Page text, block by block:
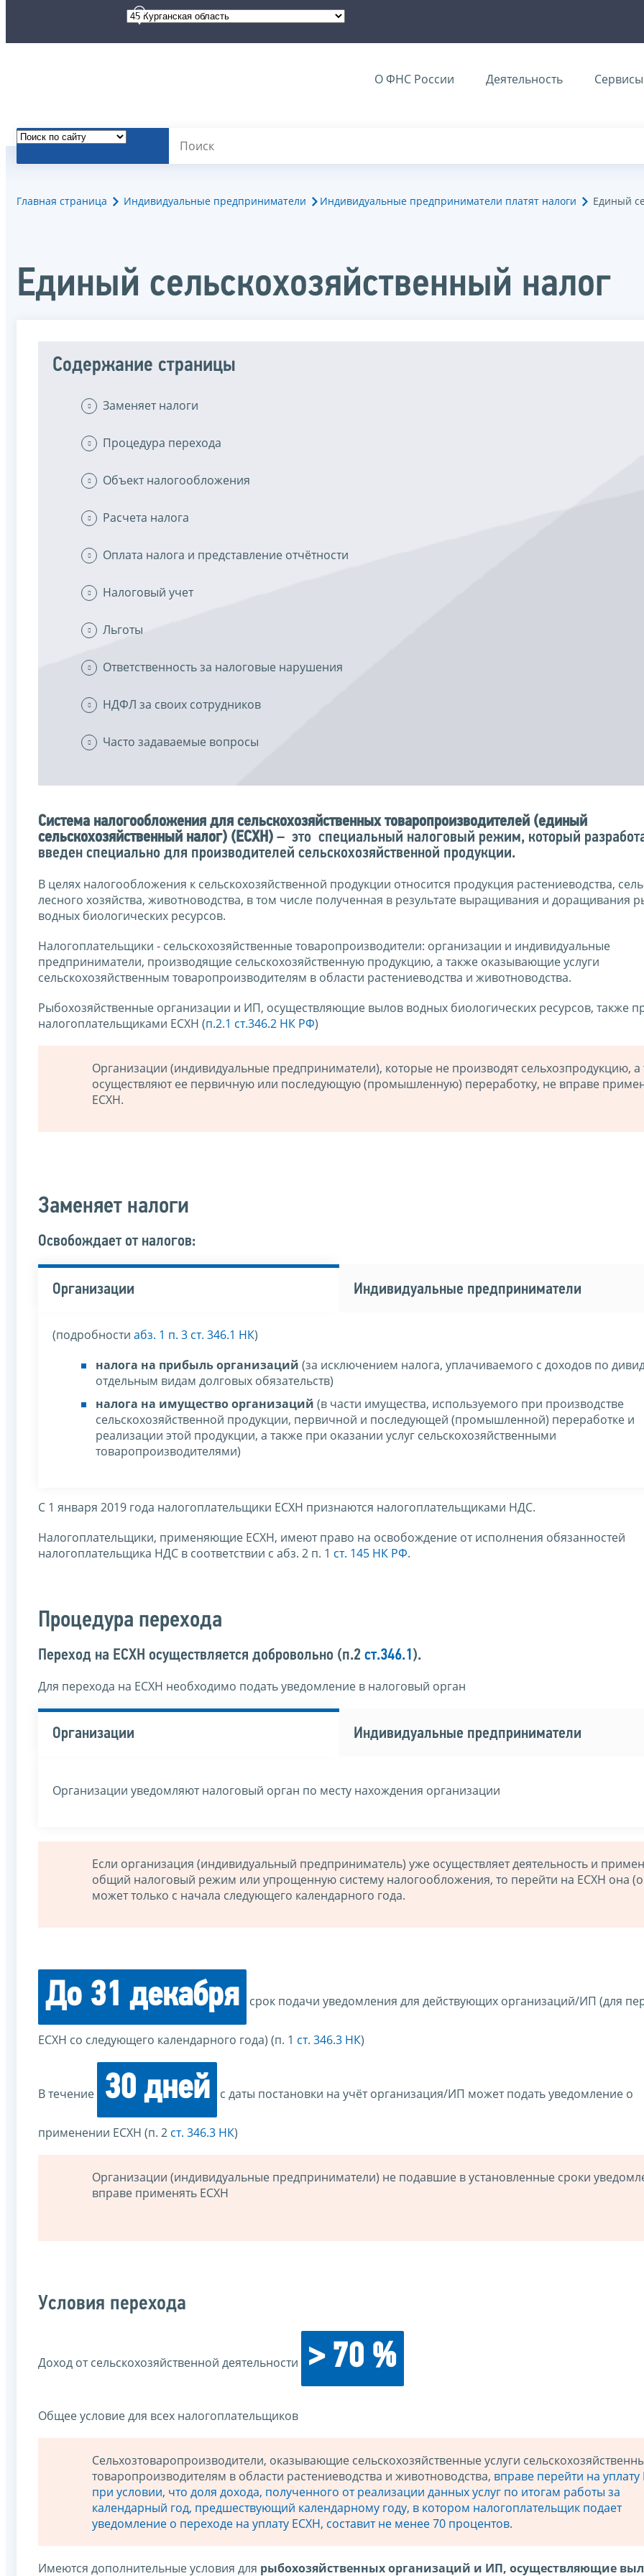
О ФНС России Деятельность Сервисы
Главная страница Индивидуальные предприниматели Индивидуальные предприниматели платят налоги Единый
Единый сельскохозяйственный налог
Содержание страницы
Заменяет налоги
Процедура перехода
Объект налогообложения
Расчета налога
Оплата налога и представление отчётности
Налоговый учет
Льготы
Ответственность за налоговые нарушения
НДФЛ за своих сотрудников
Часто задаваемые вопросы
Система налогообложения для сельскохозяйственных товаропроизводителей (единый
сельскохозяйственный налог) (ЕСХН) – это специальный налоговый режим, который
введен специально для производителей сельскохозяйственной продукции.
В целях налогообложения к сельскохозяйственной продукции относится продукция растениеводства,
лесного хозяйства, животноводства, в том числе полученная в результате выращивания и доращивания
водных биологических ресурсов.
Налогоплательщики - сельскохозяйственные товаропроизводители: организации и индивидуальные
предприниматели, производящие сельскохозяйственную продукцию, а также оказывающие услуги
сельскохозяйственным товаропроизводителям в области растениеводства и животноводства.
Рыбохозяйственные организации и ИП, осуществляющие вылов водных биологических ресурсов, также
налогоплательщиками ЕСХН (п.2.1 ст.346.2 НК РФ)
Организации (индивидуальные предприниматели), которые не производят сельхозпродукцию, а
осуществляют ее первичную или последующую (промышленную) переработку, не вправе
ЕСХН.
Заменяет налоги
Освобождает от налогов:
Организации Индивидуальные предприниматели
(подробности абз. 1 п. 3 ст. 346.1 НК)
налога на прибыль организаций (за исключением налога, уплачиваемого с доходов по
отдельным видам долговых обязательств)
налога на имущество организаций (в части имущества, используемого при производстве
сельскохозяйственной продукции, первичной и последующей (промышленной) переработке и
реализации этой продукции, а также при оказании услуг сельскохозяйственными
товаропроизводителями)
С 1 января 2019 года налогоплательщики ЕСХН признаются налогоплательщиками НДС.
Налогоплательщики, применяющие ЕСХН, имеют право на освобождение от исполнения обязанностей
налогоплательщика НДС в соответствии с абз. 2 п. 1 ст. 145 НК РФ.
Процедура перехода
Переход на ЕСХН осуществляется добровольно (п.2 ст.346.1).
Для перехода на ЕСХН необходимо подать уведомление в налоговый орган
Организации Индивидуальные предприниматели
Организации уведомляют налоговый орган по месту нахождения организации
Если организация (индивидуальный предприниматель) уже осуществляет деятельность и
общий налоговый режим или упрощенную систему налогообложения, то перейти на ЕСХН она
может только с начала следующего календарного года.
До 31 декабря срок подачи уведомления для действующих организаций/ИП (для
ЕСХН со следующего календарного года) (п. 1 ст. 346.3 НК)
В течение 30 дней с даты постановки на учёт организация/ИП может подать уведомление о
применении ЕСХН (п. 2 ст. 346.3 НК)
Организации (индивидуальные предприниматели) не подавшие в установленные сроки
вправе применять ЕСХН
Условия перехода
Доход от сельскохозяйственной деятельности > 70 %
Общее условие для всех налогоплательщиков
Сельхозтоваропроизводители, оказывающие сельскохозяйственные услуги
товаропроизводителям в области растениеводства и животноводства, вправе перейти на
при условии, что доля дохода, полученного от реализации данных услуг по итогам работы за
календарный год, предшествующий календарному году, в котором налогоплательщик подает
уведомление о переходе на уплату ЕСХН, составит не менее 70 процентов.
Имеются дополнительные условия для рыбохозяйственных организаций и ИП, осуществляющие